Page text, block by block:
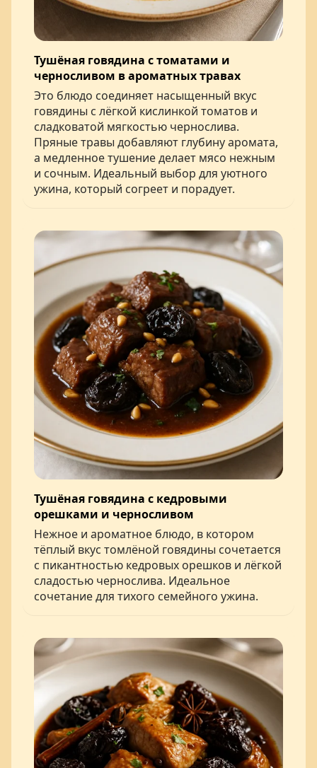
Тушёная говядина с томатами и
черносливом в ароматных травах
Это блюдо соединяет насыщенный вкус
говядины с лёгкой кислинкой томатов и
сладковатой мягкостью чернослива.
Пряные травы добавляют глубину аромата,
а медленное тушение делает мясо нежным
и сочным. Идеальный выбор для уютного
ужина, который согреет и порадует.
Тушёная говядина с кедровыми
орешками и черносливом
Нежное и ароматное блюдо, в котором
тёплый вкус томлёной говядины сочетается
с пикантностью кедровых орешков и лёгкой
сладостью чернослива. Идеальное
сочетание для тихого семейного ужина.